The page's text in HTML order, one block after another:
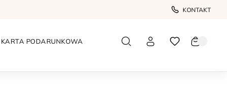
KONTAKT
KARTA PODARUNKOWA